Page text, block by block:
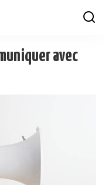
avec